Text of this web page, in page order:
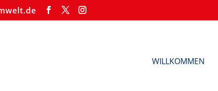
WILLKOMMEN